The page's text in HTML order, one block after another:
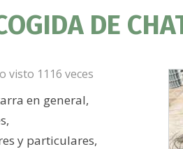
DE
visto 1116 veces
en general,
y particulares,